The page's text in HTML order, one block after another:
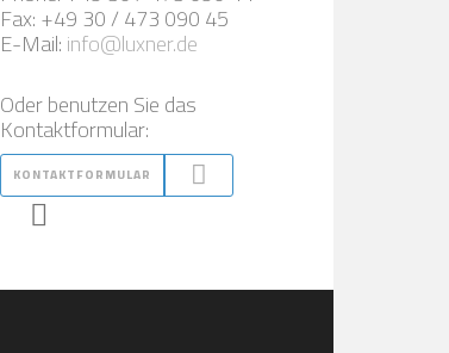
Fax: +49 30 / 473 090 45
E-Mail:info@luxner.de
Oder benutzen Sie das
Kontaktformular:
KONTAKTFORMULAR